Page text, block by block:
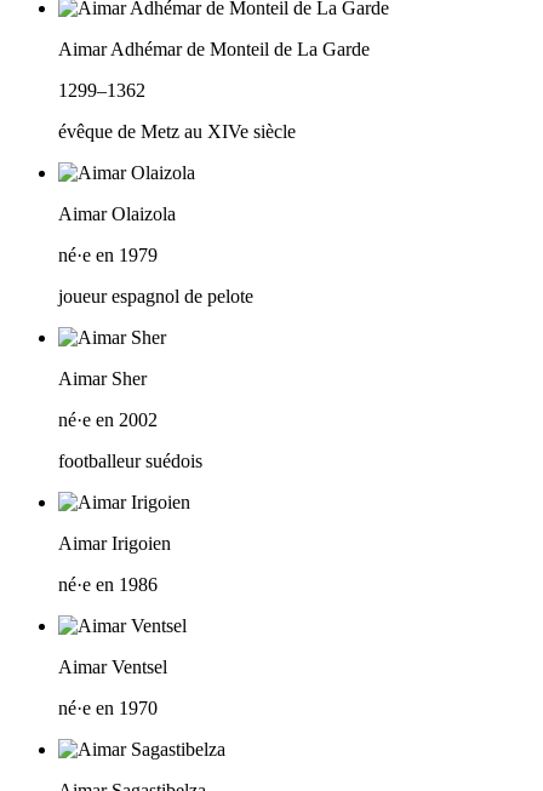
Aimar Adhémar de Monteil de La Garde
1299–1362
évêque de Metz au XIVe siècle
Aimar Olaizola
né·e en 1979
joueur espagnol de pelote
Aimar Sher
né·e en 2002
footballeur suédois
Aimar Irigoien
né·e en 1986
Aimar Ventsel
né·e en 1970